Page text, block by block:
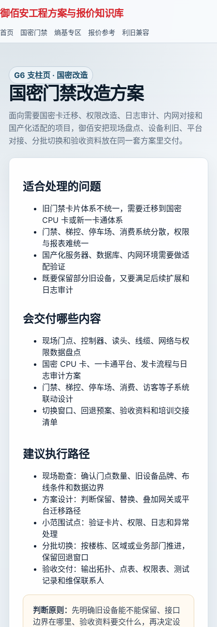
御佰安工程方案与报价知识库
首页 国密门禁 熵基专区 报价参考 利旧兼容
G6 支柱页 · 国密改造
国密门禁改造方案
面向需要国密卡迁移、权限改造、日志审计、内网对接和
国产化适配的项目，御佰安把现场盘点、设备利旧、平台
对接、分批切换和验收资料放在同一套方案里交付。
适合处理的问题
旧门禁卡片体系不统一，需要迁移到国密
CPU 卡或新一卡通体系
门禁、梯控、停车场、消费系统分散，权限
与报表难统一
国产化服务器、数据库、内网环境需要做适
配验证
既要保留部分旧设备，又要满足后续扩展和
日志审计
会交付哪些内容
现场门点、控制器、读头、线缆、网络与权
限数据盘点
国密 CPU 卡、一卡通平台、发卡流程与日
志审计方案
门禁、梯控、停车场、消费、访客等子系统
联动设计
切换窗口、回退预案、验收资料和培训交接
清单
建议执行路径
现场勘查：确认门点数量、旧设备品牌、布
线条件和数据边界
方案设计：判断保留、替换、叠加网关或平
台迁移路径
小范围试点：验证卡片、权限、日志和异常
处理
分批切换：按楼栋、区域或业务部门推进，
保留回退窗口
验收交付：输出拓扑、点表、权限表、测试
记录和维保联系人
判断原则： 先明确旧设备能不能保留、接口
边界在哪里、验收资料要交什么，再决定设